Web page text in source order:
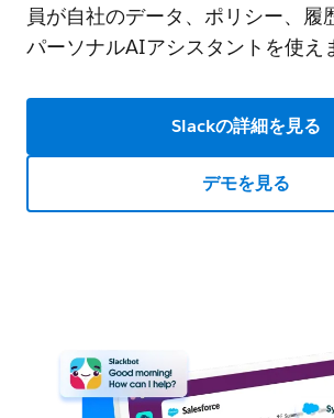
員が自社のデータ、ポリシー、履
パーソナルAIアシスタントを使え
Slackの詳細を見る
デモを見る